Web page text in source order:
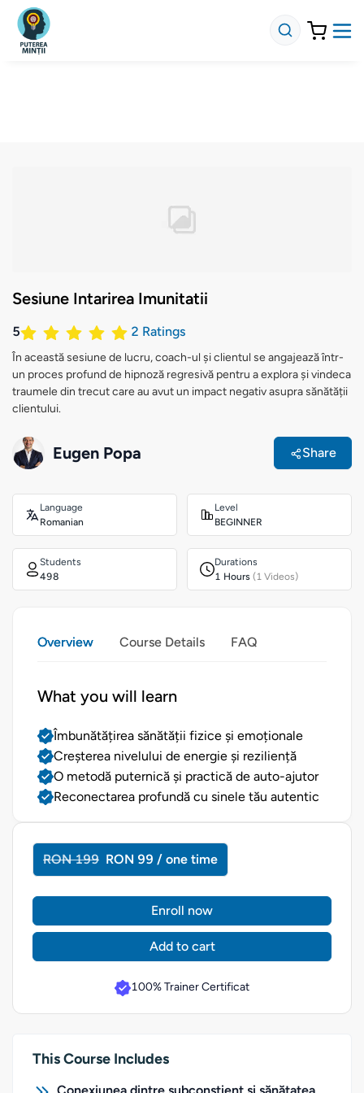
Sesiune Intarirea Imunitatii
5 2 Ratings
În această sesiune de lucru, coach-ul și clientul se angajează într-
un proces profund de hipnoză regresivă pentru a explora și vindeca
traumele din trecut care au avut un impact negativ asupra sănătății
clientului.
Eugen Popa Share
Language
Romanian
Level
BEGINNER
Students
498
Durations
1 Hours (1 Videos)
Overview Course Details FAQ
What you will learn
Îmbunătățirea sănătății fizice și emoționale
Creșterea nivelului de energie și reziliență
O metodă puternică și practică de auto-ajutor
Reconectarea profundă cu sinele tău autentic
RON 199 RON 99 / one time
Enroll now
Add to cart
100% Trainer Certificat
This Course Includes